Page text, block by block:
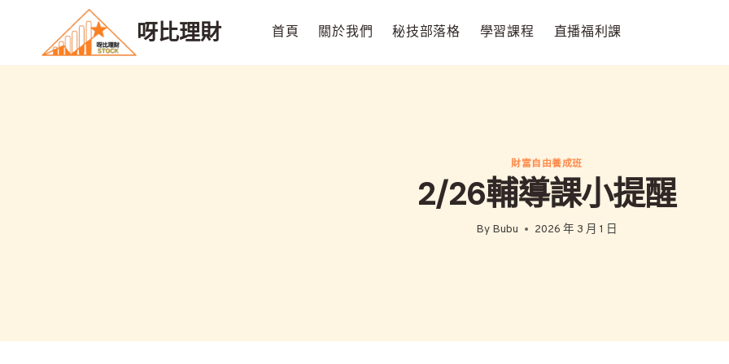
content
呀比理財 首頁 關於我們 秘技部落格 學習課程 直播福利課
財富自由養成班
2/26輔導課小提醒
By Bubu 2026 年 3 月 1 日